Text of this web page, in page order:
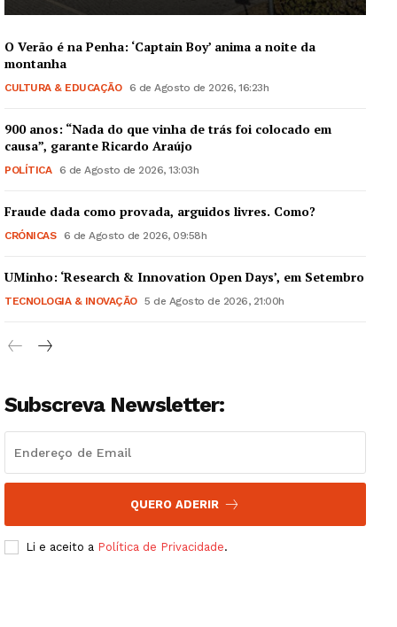
Guimarães, agora!
Institucional
Artigos
Grande Entrevista
O Verão é na Penha: ‘Captain Boy’ anima a noite da
montanha
CULTURA & EDUCAÇÃO 6 de Agosto de 2026, 16:23h
900 anos: “Nada do que vinha de trás foi colocado em
causa”, garante Ricardo Araújo
POLÍTICA 6 de Agosto de 2026, 13:03h
Fraude dada como provada, arguidos livres. Como?
CRÓNICAS 6 de Agosto de 2026, 09:58h
UMinho: ‘Research & Innovation Open Days’, em Setembro
TECNOLOGIA & INOVAÇÃO 5 de Agosto de 2026, 21:00h
Subscreva Newsletter:
QUERO ADERIR
Li e aceito a Política de Privacidade.